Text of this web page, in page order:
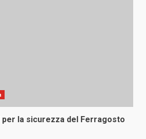
la sicurezza del Ferragosto